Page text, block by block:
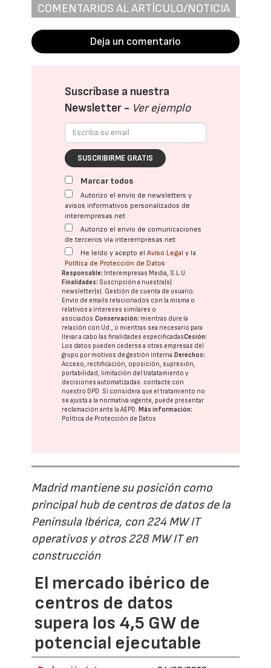
COMENTARIOS AL ARTÍCULO/NOTICIA
Deja un comentario
Suscríbase a nuestra
Newsletter - Ver ejemplo
SUSCRIBIRME GRATIS
Marcar todos
Autorizo el envío de newsletters y
avisos informativos personalizados de
interempresas.net
Autorizo el envío de comunicaciones
de terceros vía interempresas.net
He leído y acepto elAviso Legal y la
Política de Protección de Datos
Responsable: Interempresas Media, S.L.U.
Finalidades: Suscripción a nuestra(s)
newsletter(s). Gestión de cuenta de usuario.
Envío de emails relacionados con la misma o
relativos a intereses similares o
asociados.Conservación: mientras dure la
relación con Ud., o mientras sea necesario para
llevar a cabo las finalidades especificadasCesión:
Los datos pueden cederse a otras empresas del
grupo por motivos de gestión interna.Derechos:
Acceso, rectificación, oposición, supresión,
portabilidad, limitación del tratatamiento y
decisiones automatizadas: contacte con
nuestro DPD. Si considera que el tratamiento no
se ajusta a la normativa vigente, puede presentar
reclamación ante laAEPD.Más información:
Política de Protección de Datos
Madrid mantiene su posición como
principal hub de centros de datos de la
Península Ibérica, con 224 MW IT
operativos y otros 228 MW IT en
construcción
El mercado ibérico de
centros de datos
supera los 4,5 GW de
potencial ejecutable